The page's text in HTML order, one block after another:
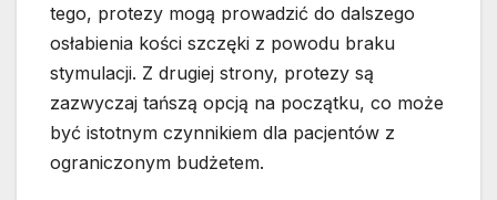
tego, protezy mogą prowadzić do dalszego
osłabienia kości szczęki z powodu braku
stymulacji. Z drugiej strony, protezy są
zazwyczaj tańszą opcją na początku, co może
być istotnym czynnikiem dla pacjentów z
ograniczonym budżetem.